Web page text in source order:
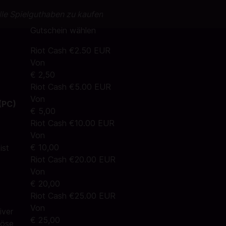
Gutschein wählen
Riot Cash €2.50 EUR
Von
€ 2,50
Riot Cash €5.00 EUR
Von
€ 5,00
Riot Cash €10.00 EUR
Von
€ 10,00
Riot Cash €20.00 EUR
Von
€ 20,00
Riot Cash €25.00 EUR
Von
€ 25,00